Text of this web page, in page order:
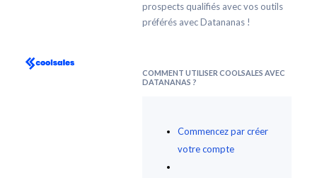
prospects qualifiés avec vos outils
préférés avec Datananas !
COMMENT UTILISER COOLSALES AVEC
DATANANAS ?
Commencez par créer
votre compte